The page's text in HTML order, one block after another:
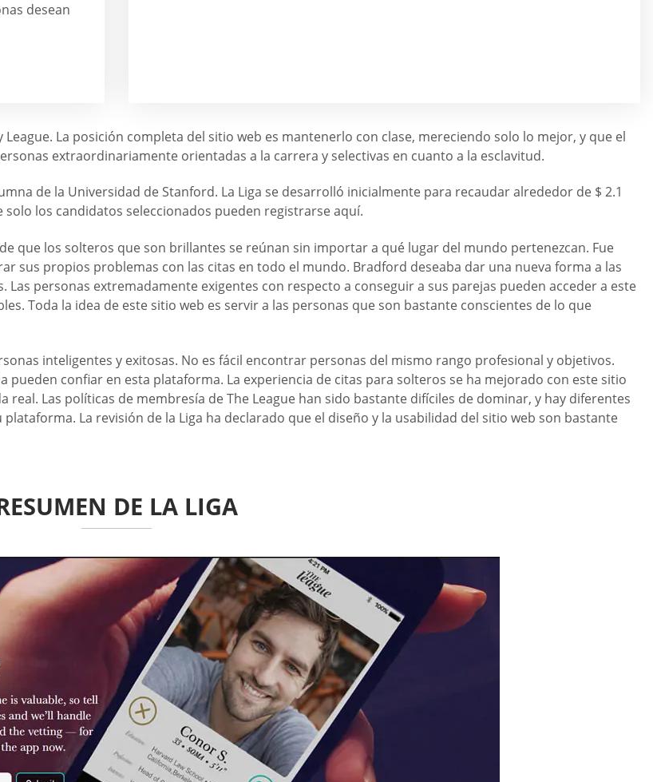
desean
La posición completa del sitio web es mantenerlo con clase, mereciendo solo lo mejor, y que el
extraordinariamente orientadas a la carrera y selectivas en cuanto a la esclavitud.
de la Universidad de Stanford. La Liga se desarrolló inicialmente para recaudar alrededor de $ 2.1
los candidatos seleccionados pueden registrarse aquí.
que los solteros que son brillantes se reúnan sin importar a qué lugar del mundo pertenezcan. Fue
sus propios problemas con las citas en todo el mundo. Bradford deseaba dar una nueva forma a las
personas extremadamente exigentes con respecto a conseguir a sus parejas pueden acceder a este
Toda la idea de este sitio web es servir a las personas que son bastante conscientes de lo que
inteligentes y exitosas. No es fácil encontrar personas del mismo rango profesional y objetivos.
confiar en esta plataforma. La experiencia de citas para solteros se ha mejorado con este sitio
Las políticas de membresía de The League han sido bastante difíciles de dominar, y hay diferentes
La revisión de la Liga ha declarado que el diseño y la usabilidad del sitio web son bastante
DE LA LIGA